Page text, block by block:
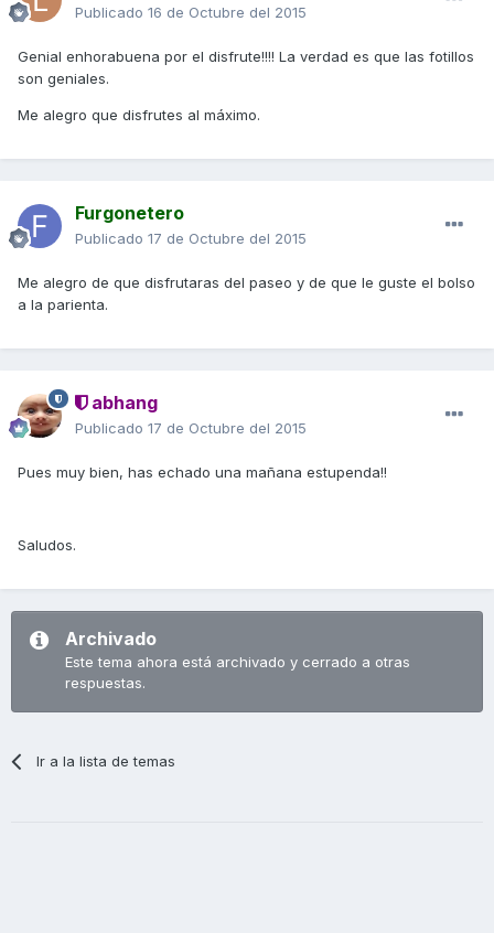
Publicado 16 de Octubre del 2015
Genial enhorabuena por el disfrute!!!! La verdad es que las fotillos
son geniales.
Me alegro que disfrutes al máximo.
Furgonetero
Publicado 17 de Octubre del 2015
Me alegro de que disfrutaras del paseo y de que le guste el bolso
a la parienta.
abhang
Publicado 17 de Octubre del 2015
Pues muy bien, has echado una mañana estupenda!!
Saludos.
Archivado
Este tema ahora está archivado y cerrado a otras
respuestas.
Ir a la lista de temas